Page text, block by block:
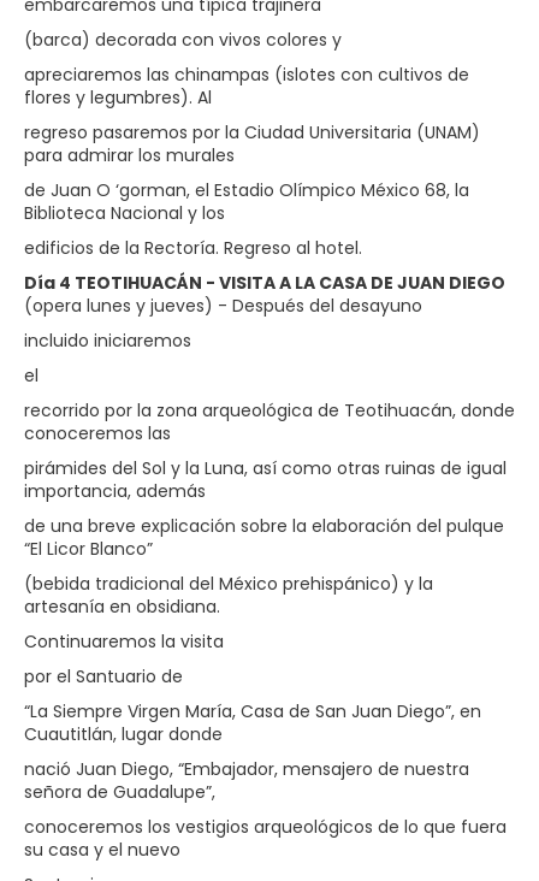
embarcaremos una típica trajinera
(barca) decorada con vivos colores y
apreciaremos las chinampas (islotes con cultivos de
flores y legumbres). Al
regreso pasaremos por la Ciudad Universitaria (UNAM)
para admirar los murales
de Juan O ‘gorman, el Estadio Olímpico México 68, la
Biblioteca Nacional y los
edificios de la Rectoría. Regreso al hotel.
Día 4 TEOTIHUACÁN - VISITA A LA CASA DE JUAN DIEGO
(opera lunes y jueves) - Después del desayuno
incluido iniciaremos
el
recorrido por la zona arqueológica de Teotihuacán, donde
conoceremos las
pirámides del Sol y la Luna, así como otras ruinas de igual
importancia, además
de una breve explicación sobre la elaboración del pulque
“El Licor Blanco”
(bebida tradicional del México prehispánico) y la
artesanía en obsidiana.
Continuaremos la visita
por el Santuario de
“La Siempre Virgen María, Casa de San Juan Diego”, en
Cuautitlán, lugar donde
nació Juan Diego, “Embajador, mensajero de nuestra
señora de Guadalupe”,
conoceremos los vestigios arqueológicos de lo que fuera
su casa y el nuevo